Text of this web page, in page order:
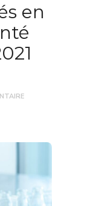
en